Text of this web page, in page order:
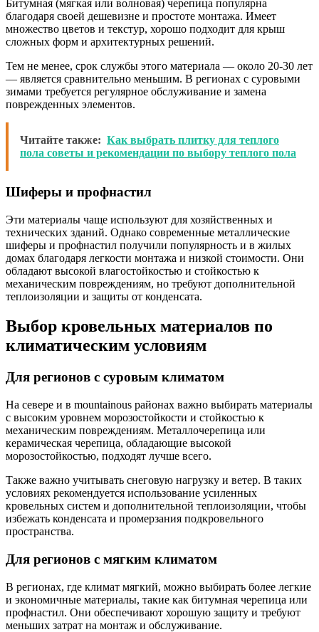
Битумная (мягкая или волновая) черепица популярна
благодаря своей дешевизне и простоте монтажа. Имеет
множество цветов и текстур, хорошо подходит для крыш
сложных форм и архитектурных решений.
Тем не менее, срок службы этого материала — около 20-30 лет
— является сравнительно меньшим. В регионах с суровыми
зимами требуется регулярное обслуживание и замена
поврежденных элементов.
Читайте также: Как выбрать плитку для теплого
пола советы и рекомендации по выбору теплого пола
Шиферы и профнастил
Эти материалы чаще используют для хозяйственных и
технических зданий. Однако современные металлические
шиферы и профнастил получили популярность и в жилых
домах благодаря легкости монтажа и низкой стоимости. Они
обладают высокой влагостойкостью и стойкостью к
механическим повреждениям, но требуют дополнительной
теплоизоляции и защиты от конденсата.
Выбор кровельных материалов по
климатическим условиям
Для регионов с суровым климатом
На севере и в mountainous районах важно выбирать материалы
с высоким уровнем морозостойкости и стойкостью к
механическим повреждениям. Металлочерепица или
керамическая черепица, обладающие высокой
морозостойкостью, подходят лучше всего.
Также важно учитывать снеговую нагрузку и ветер. В таких
условиях рекомендуется использование усиленных
кровельных систем и дополнительной теплоизоляции, чтобы
избежать конденсата и промерзания подкровельного
пространства.
Для регионов с мягким климатом
В регионах, где климат мягкий, можно выбирать более легкие
и экономичные материалы, такие как битумная черепица или
профнастил. Они обеспечивают хорошую защиту и требуют
меньших затрат на монтаж и обслуживание.